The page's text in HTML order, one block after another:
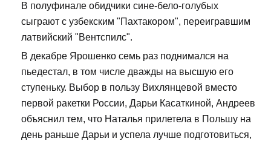
В полуфинале обидчики сине-бело-голубых
сыграют с узбекским "Пахтакором", переигравшим
латвийский "Вентспилс".
В декабре Ярошенко семь раз поднимался на
пьедестал, в том числе дважды на высшую его
ступеньку. Выбор в пользу Вихлянцевой вместо
первой ракетки России, Дарьи Касаткиной, Андреев
объяснил тем, что Наталья прилетела в Польшу на
день раньше Дарьи и успела лучше подготовиться,